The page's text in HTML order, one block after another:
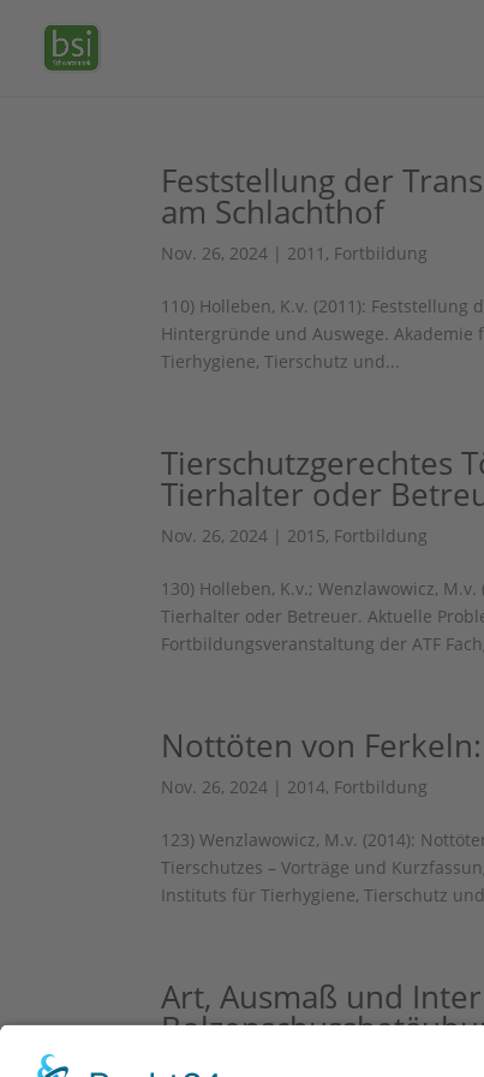
Feststellung der
am Schlachthof
Nov. 26, 2024 | 2011 , Fortbildung
110) Holleben, K.v. (2011):
Hintergründe und Auswege.
Tierhygiene, Tierschutz und...
Tierschutzgerechtes
Tierhalter oder
Nov. 26, 2024 | 2015, Fortbildung
130) Holleben, K.v.; Wenzlawowicz,
Tierhalter oder Betreuer. Aktuelle
Fortbildungsveranstaltung der ATF
Nottöten von
Nov. 26, 2024 | 2014, Fortbildung
123) Wenzlawowicz, M.v. (2014):
Tierschutzes – Vorträge und
Instituts für Tierhygiene, Tierschutz
Art, Ausmaß und
Nov. 26, 2024